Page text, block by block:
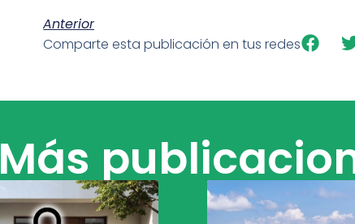
Anterior
Comparte esta publicación en tus redes
Más